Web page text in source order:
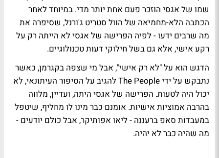
שמו של אגסי הוזכר פעם אחת יותר מדי. במיוחד לאחר
הכתבה הלא-מחמיאה של הוול סטריט ג'ורנל, שסיפרה את
מה שרבים ידעו - לפיה הפרישה של אגסי לא הייתה רק על
רקע אישי, אלא גם בשל חילוקי דעות טכנולוגיים.
הדגש הוא על "לא רק אישי", אבל מי שצפה בקגרמן, כאשר
נתבקש על ידי The People להגיב על הסיפור העיתונאי, לא
יכול היה לטעות. הפרישה של אגסי היתה, ועדיין, מלווה
בהרבה אמוציות אישיות. אומנם כבר מינו לו מחליף, שיטפל
במעבדות סאפ ברעננה - ליאו אפותיקר, אבל כולם יודעים -
מה שהיה כבר לא יהיה.